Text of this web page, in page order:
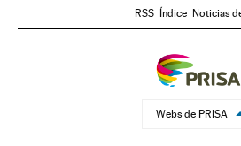
RSS Índice Noticias
Webs de PRISA